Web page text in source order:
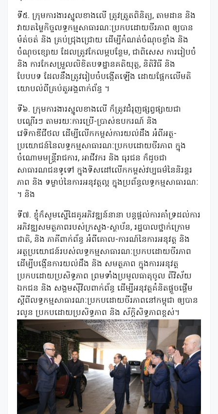
ទី៥. ក្រុមការងារស្នូលខាងលើ ត្រូវត្រួតពិនិត្យ, តាមដាន និង
វាយតម្លៃកិច្ចលទ្ធកម្មសាធារណៈប្រកបដោយចីរភាព ឲ្យបាន
ម៉ត់ចត់ និង គ្រប់ជ្រុងជ្រោយ ដើម្បីកំណត់ចំណុចខ្លាំង និង
ចំណុចខ្សោយ ដែលត្រូវកែលម្អបន្ថែម, ជាពិសេស ការរៀបចំ
និង ការកែសម្រួលលិខិតបទដ្ឋានគតិយុត្ត, និតិវិធី និង
បែបបទ ដែលនឹងត្រូវរៀបចំបង្កើតឡើង ដោយផ្អែកលើមតិ
យោបល់ពីគ្រប់តួអង្គពាក់ព័ន្ធ ។
ទី៦. ក្រុមការងារស្នូលខាងលើ ក៏ត្រូវជំរុញផ្សព្វផ្សាយជា
បណ្តើរៗ តាមរយៈការប្រើ-ប្រាស់ឧបករណ៍ និង
វេទិកាឌីជីថល ដើម្បីលើកកម្ពស់ការយល់ដឹង អំពីអត្ថ-
ប្រយោជន៍នៃលទ្ធកម្មសាធារណៈប្រកបដោយចីរភាព ក្នុង
ចំណោមមន្ត្រីរាជការ, អាជីវករ និង ធុរជន ក៏ដូចជា
សាធារណជនទូទៅ ក្នុងទិសដៅលើកកម្ពស់វប្បធម៌នៃនិរន្តរ
ភាព និង ទម្លាប់នៃការអនុវត្តល្អ ក្នុងប្រព័ន្ធលទ្ធកម្មសាធារណៈ
។ និង
ទី៧. ខ្ញុំក៏សូមស្នើដៃគូអភិវឌ្ឍន៍នានា បន្តផ្តល់ការគាំទ្រដល់ការ
អភិវឌ្ឍសមត្ថភាពរបស់ក្រសួង-ស្ថាប័ន, រដ្ឋបាលថ្នាក់ក្រោម
ជាតិ, និង ភាគីពាក់ព័ន្ធ អំពីគោល-ការណ៍នៃការអនុវត្ត និង
អត្ថប្រយោជន៍របស់លទ្ធកម្មសាធារណៈប្រកបដោយចីរភាព
ដើម្បីបង្កើនការយល់ដឹង និង សមត្ថភាព ក្នុងការអនុវត្ត
ប្រកបដោយប្រសិទ្ធភាព ព្រមទាំងប្រមូលធាតុចូល ពីវិស័យ
ឯកជន និង សង្គមស៊ីវិលពាក់ព័ន្ធ ដើម្បីអនុវត្តគំនិតផ្តួចផ្តើម
ស្តីពីលទ្ធកម្មសាធារណៈប្រកបដោយចីរភាពនៅកម្ពុជា ឲ្យបាន
រលូន ប្រកបដោយប្រសិទ្ធភាព និង ស័ក្តិសិទ្ធភាពខ្ពស់។